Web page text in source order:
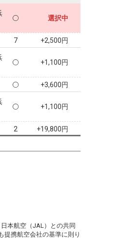
選択中
7 +2,500円
+1,100円
+3,600円
+1,100円
2
+19,800円
本航空（JAL）との共同
提携航空会社の基準に則り